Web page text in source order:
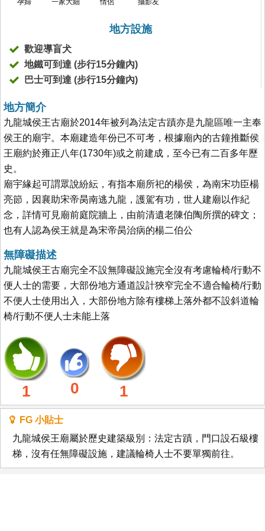
地方設施
歡迎導盲犬
地鐵可到達 (步行15分鐘內)
巴士可到達 (步行15分鐘內)
地方簡介
九龍城侯王古廟於2014年被列為法定古蹟亦是九龍區唯一主奉
侯王的廟宇。本廟建造年份已不可考，根據廟內的古鐘推斷侯
王廟約於雍正八年(1730年)或之前建成，至今已有二百多年歷
史。
廟宇緣起可謂眾說紛紜，有指本廟所祀的楊侯，為南宋功臣楊
亮節，因襄助宋帝昺南逃九龍，護駕有功，世人建廟以作紀
念，詳情可見廟前庭院牆上，由前清遺老陳伯陶所撰的碑文；
也有人認為侯王就是為宋帝昺治病的楊二伯公
無障礙描述
九龍城侯王古廟完全不設無障礙設施完全沒有考慮輪椅/行動不
便人士的需要，大部份地方通道設計狹窄完全不適合輪椅/行動
不便人士使用出入，大部份地方除有樓梯上落外都不設斜道輪
椅/行動不便人士未能上落
1 0 1
FG 小貼士
九龍城侯王廟屬於歷史建築級別：法定古蹟，門口設石級樓
梯，沒有任無障礙設施，建議輪椅人士不要單獨前往。